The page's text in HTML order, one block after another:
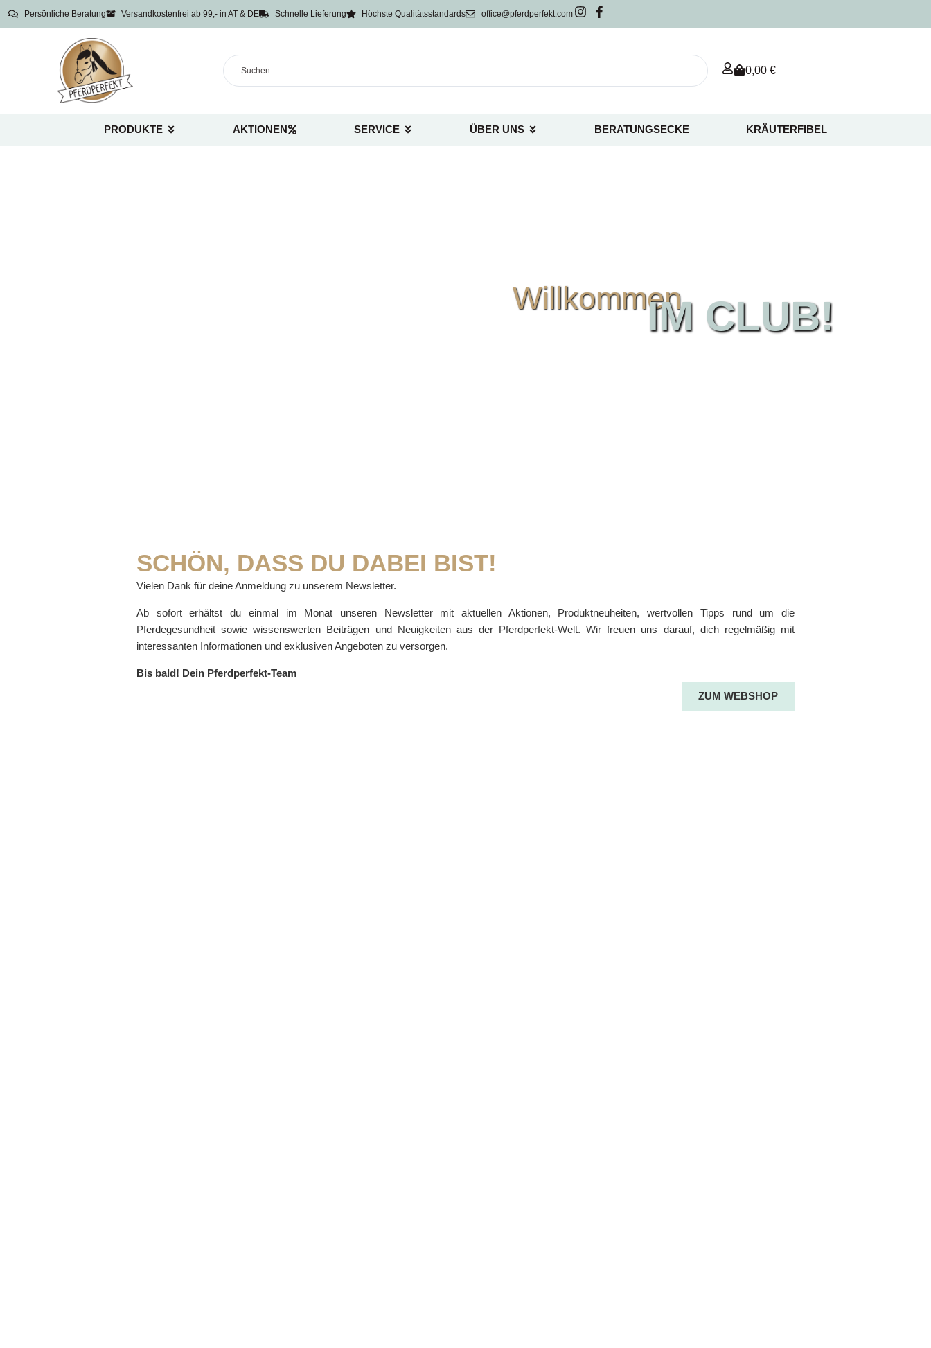
Persönliche Beratung Versandkostenfrei ab 99,- in AT & DE Schnelle Lieferung Höchste Qualitätsstandards office@pferdperfekt.com
0,00 €
PRODUKTE AKTIONEN SERVICE ÜBER UNS BERATUNGSECKE KRÄUTERFIBEL
WillkommenIM CLUB!
SCHÖN, DASS DU DABEI BIST!
Vielen Dank für deine Anmeldung zu unserem Newsletter.
Ab sofort erhältst du einmal im Monat unseren Newsletter mit aktuellen Aktionen, Produktneuheiten, wertvollen Tipps rund um die
Pferdegesundheit sowie wissenswerten Beiträgen und Neuigkeiten aus der Pferdperfekt-Welt. Wir freuen uns darauf, dich regelmäßig mit
interessanten Informationen und exklusiven Angeboten zu versorgen.
Bis bald! Dein Pferdperfekt-Team
ZUM WEBSHOP